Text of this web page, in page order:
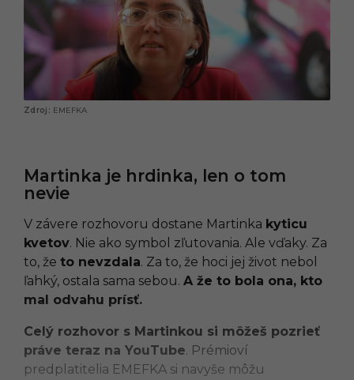
EMEFKA
Martinka je hrdinka, len o tom
nevie
V závere rozhovoru dostane Martinka kyticu
kvetov. Nie ako symbol zľutovania. Ale vďaky. Za
to, že to nevzdala. Za to, že hoci jej život nebol
ľahký, ostala sama sebou. A že to bola ona, kto
mal odvahu prísť.
Celý rozhovor s Martinkou si môžeš pozrieť
práve teraz na YouTube. Prémioví
predplatitelia EMEFKA si navyše môžu